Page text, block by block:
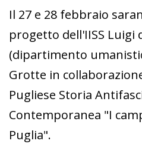
Il 27 e 28 febbraio
progetto dell'IISS Luigi
(dipartimento
Grotte in
Pugliese Storia
Contemporanea "I
Puglia".